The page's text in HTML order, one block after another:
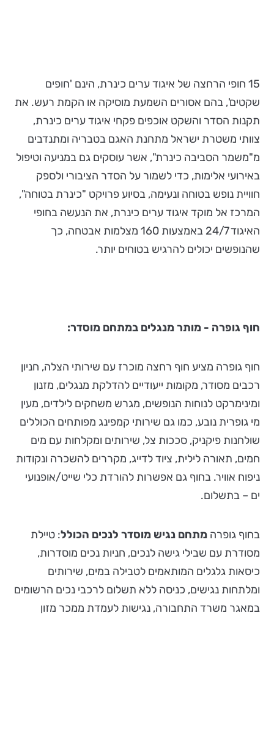
15 חופי הרחצה של איגוד ערים כינרת, הינם 'חופים
שקטים', בהם אסורים השמעת מוסיקה או הקמת רעש. את
תקנות הסדר והשקט אוכפים פקחי איגוד ערים כינרת,
צוותי משטרת ישראל מתחנת האגם בטבריה ומתנדבים
מ"משמר הסביבה כינרת", אשר עוסקים גם במניעה וטיפול
באירועי אלימות, כדי לשמור על הסדר הציבורי ולספק
חוויית נופש בטוחה ונעימה, בסיוע פרויקט "כינרת בטוחה",
המרכז אל מוקד איגוד ערים כינרת, את הנעשה בחופי
האיגוד 24/7 באמצעות 160 מצלמות אבטחה, כך
שהנופשים יכולים להרגיש בטוחים יותר.
חוף גופרה - מותר מנגלים במתחם מוסדר:
חוף גופרה מציע חוף רחצה מוכרז עם שירותי הצלה, חניון
רכבים מסודר, מקומות ייעודיים להדלקת מנגלים, מזנון
ומינימרקט לנוחות הנופשים, מגרש משחקים לילדים, מעין
מי גופרית נובע, כמו גם שירותי קמפינג מפותחים הכוללים
שולחנות פיקניק, סככות צל, שירותים ומקלחות עם מים
חמים, תאורה לילית, ציוד לדייג, מקררים להשכרה ונקודות
ניפוח אוויר. בחוף גם אפשרות להורדת כלי שייט/אופנועי
ים – בתשלום.
בחוף גופרה מתחם נגיש מוסדר לנכים הכולל: טיילת
מסודרת עם שבילי גישה לנכים, חניות נכים מוסדרות,
כיסאות גלגלים המותאמים לטבילה במים, שירותים
ומלתחות נגישים, כניסה ללא תשלום לרכבי נכים הרשומים
במאגר משרד התחבורה, נגישות לעמדת ממכר מזון